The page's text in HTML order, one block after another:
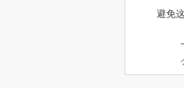
避免